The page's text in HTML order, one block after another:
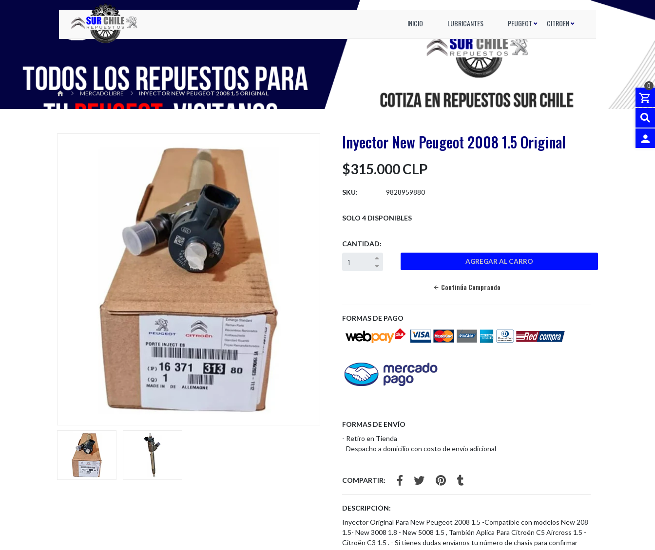
INICIO LUBRICANTES PEUGEOT CITROEN
0
MERCADOLIBRE INYECTOR NEW PEUGEOT 2008 1.5 ORIGINAL
Inyector New Peugeot 2008 1.5 Original
$315.000 CLP
SKU: 9828959880
SOLO 4 DISPONIBLES
CANTIDAD:
Continúa Comprando
FORMAS DE PAGO
FORMAS DE ENVÍO
- Retiro en Tienda
- Despacho a domicilio con costo de envío adicional
COMPARTIR:
DESCRIPCIÓN:
Inyector Original Para New Peugeot 2008 1.5 -Compatible con modelos New 208
1.5- New 3008 1.8 - New 5008 1.5 , También Aplica Para Citroën C5 Aircross 1.5 -
Citroën C3 1.5 . - Si tienes dudas envíanos tu número de chasis para confirmar